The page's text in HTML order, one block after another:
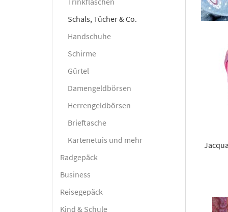
Schals, Tücher & Co.
Handschuhe
Schirme
Gürtel
Damengeldbörsen
Herrengeldbörsen
Brieftasche
Kartenetuis und mehr
Radgepäck
Business
Reisegepäck
Kind & Schule